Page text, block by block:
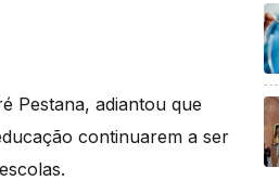
Pestana, adiantou que
continuarem a ser